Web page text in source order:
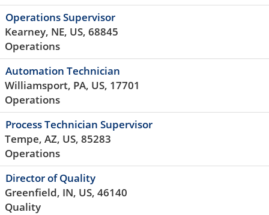
Operations Supervisor
Kearney, NE, US, 68845
Operations
Automation Technician
Williamsport, PA, US, 17701
Operations
Process Technician Supervisor
Tempe, AZ, US, 85283
Operations
Director of Quality
Greenfield, IN, US, 46140
Quality